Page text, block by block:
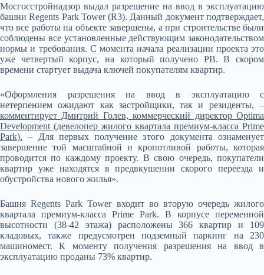
Мосгосстройнадзор выдал разрешение на ввод в эксплуатацию
башни Regents Park Tower (R3). Данный документ подтверждает,
что все работы на объекте завершены, а при строительстве были
соблюдены все установленные действующим законодательством
нормы и требования. С момента начала реализации проекта это
уже четвертый корпус, на который получено РВ. В скором
времени стартует выдача ключей покупателям квартир.
«Оформления разрешения на ввод в эксплуатацию с
нетерпением ожидают как застройщики, так и резиденты, –
комментирует Дмитрий Голев, коммерческий директор Optima
Development (девелопер жилого квартала премиум-класса Prime
Park). – Для первых получение этого документа ознаменует
завершение той масштабной и кропотливой работы, которая
проводится по каждому проекту. В свою очередь, покупатели
квартир уже находятся в предвкушении скорого переезда и
обустройства нового жилья».
Башня Regents Park Tower входит во вторую очередь жилого
квартала премиум-класса Prime Park. В корпусе переменной
высотности (38-42 этажа) расположены 366 квартир и 109
кладовых, также предусмотрен подземный паркинг на 230
машиномест. К моменту получения разрешения на ввод в
эксплуатацию проданы 73% квартир.